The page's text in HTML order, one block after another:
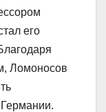
его
Ломоносов